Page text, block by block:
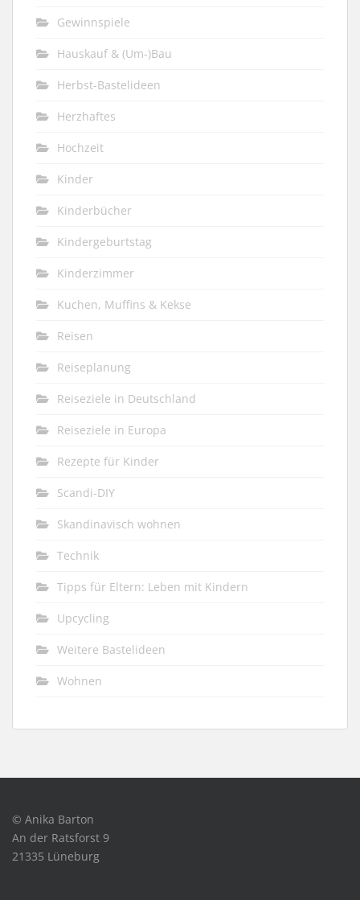
Gewinnspiele
Hauskauf & (Um-)Bau
Herbst-Bastelideen
Herzhaftes
Hochzeit
Kinder
Kinderbücher
Kindergeburtstag
Kinderzimmer
Kuchen, Muffins & Kekse
Reisen
Reiseplanung
Reiseziele in Deutschland
Reiseziele in Europa
Rezepte für Kinder
Scandi-DIY
Skandinavisch wohnen
Technik
Tipps für Eltern: Leben mit Kindern
Upcycling
Weitere Bastelideen
Wohnen
© Anika Barton
An der Ratsforst 9
21335 Lüneburg